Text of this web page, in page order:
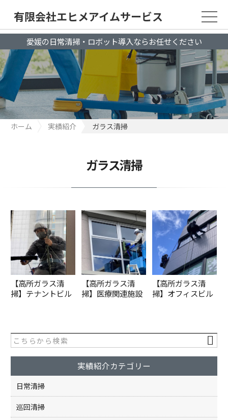
愛媛の日常清掃・ロボット導入ならお任せください
有限会社エヒメアイムサービス
ホーム 実績紹介 ガラス清掃
ガラス清掃
【高所ガラス清
掃】テナントビル
【高所ガラス清
掃】医療関連施設
【高所ガラス清
掃】オフィスビル
実績紹介カテゴリー
日常清掃
巡回清掃